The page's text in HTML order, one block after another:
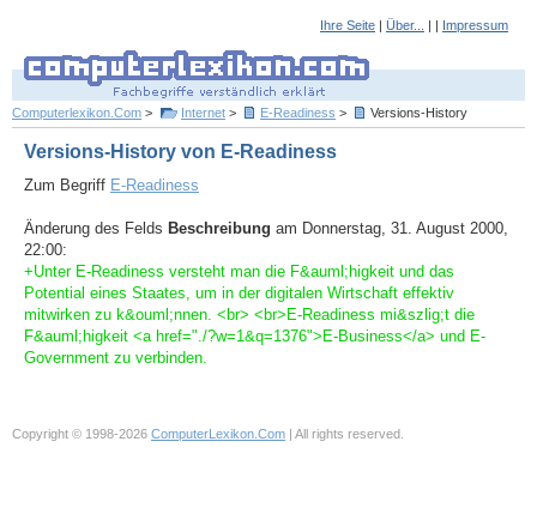
Ihre Seite | Über... | | Impressum
Computerlexikon.Com > Internet > E-Readiness > Versions-History
Versions-History von E-Readiness
Zum Begriff E-Readiness
Änderung des Felds Beschreibung am Donnerstag, 31. August 2000,
22:00:
+Unter E-Readiness versteht man die F&auml;higkeit und das
Potential eines Staates, um in der digitalen Wirtschaft effektiv
mitwirken zu k&ouml;nnen. <br> <br>E-Readiness mi&szlig;t die
F&auml;higkeit <a href="./?w=1&q=1376">E-Business</a> und E-
Government zu verbinden.
Copyright © 1998-2026 ComputerLexikon.Com | All rights reserved.